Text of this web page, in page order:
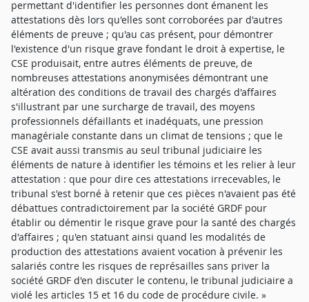
permettant d'identifier les personnes dont émanent les
attestations dès lors qu'elles sont corroborées par d'autres
éléments de preuve ; qu'au cas présent, pour démontrer
l'existence d'un risque grave fondant le droit à expertise, le
CSE produisait, entre autres éléments de preuve, de
nombreuses attestations anonymisées démontrant une
altération des conditions de travail des chargés d'affaires
s'illustrant par une surcharge de travail, des moyens
professionnels défaillants et inadéquats, une pression
managériale constante dans un climat de tensions ; que le
CSE avait aussi transmis au seul tribunal judiciaire les
éléments de nature à identifier les témoins et les relier à leur
attestation : que pour dire ces attestations irrecevables, le
tribunal s'est borné à retenir que ces pièces n'avaient pas été
débattues contradictoirement par la société GRDF pour
établir ou démentir le risque grave pour la santé des chargés
d'affaires ; qu'en statuant ainsi quand les modalités de
production des attestations avaient vocation à prévenir les
salariés contre les risques de représailles sans priver la
société GRDF d'en discuter le contenu, le tribunal judiciaire a
violé les articles 15 et 16 du code de procédure civile. »